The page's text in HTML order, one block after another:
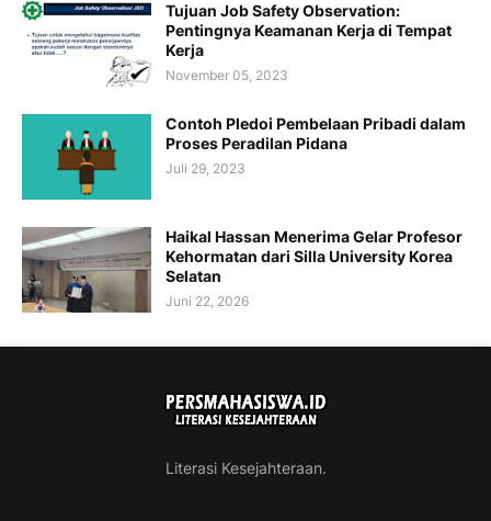
Tujuan Job Safety Observation:
Pentingnya Keamanan Kerja di Tempat
Kerja
November 05, 2023
Contoh Pledoi Pembelaan Pribadi dalam
Proses Peradilan Pidana
Juli 29, 2023
Haikal Hassan Menerima Gelar Profesor
Kehormatan dari Silla University Korea
Selatan
Juni 22, 2026
Literasi Kesejahteraan.